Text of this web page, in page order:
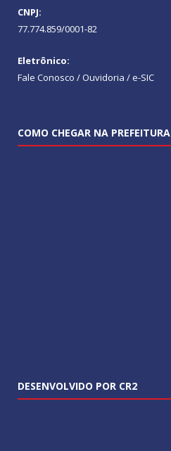
CNPJ:
77.774.859/0001-82
Eletrônico:
Fale Conosco / Ouvidoria / e-SIC
COMO CHEGAR NA PREFEITURA
DESENVOLVIDO POR CR2